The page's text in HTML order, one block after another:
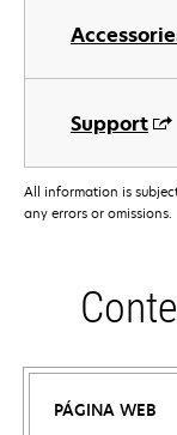
Support
All information is
any errors or omissions.
PÁGINA WEB